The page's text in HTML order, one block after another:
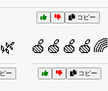
コピー
ー
🍏🍏🍏🍏🌈
コピー